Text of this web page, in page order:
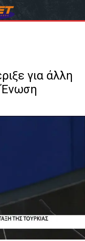
για άλλη
Ένωση